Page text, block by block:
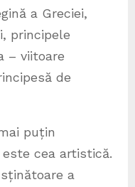
a Greciei,
principele
– viitoare
de
puțin
cea artistică.
a